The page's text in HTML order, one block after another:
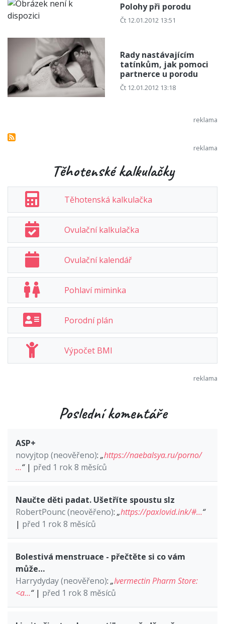
Polohy při porodu
Čt 12.01.2012 13:51
Rady nastávajícím
tatínkům, jak pomoci
partnerce u porodu
Čt 12.01.2012 13:18
Těhotenské kalkulačky
Těhotenská kalkulačka
Ovulační kalkulačka
Ovulační kalendář
Pohlaví miminka
Porodní plán
Výpočet BMI
Poslední komentáře
ASP+
novyjtop (neověřeno): „https://naebalsya.ru/porno/
…“| před 1 rok 8 měsíců
Naučte děti padat. Ušetříte spoustu slz
RobertPounc (neověřeno): „https://paxlovid.ink/#…“
| před 1 rok 8 měsíců
Bolestivá menstruace - přečtěte si co vám
může…
Harrydyday (neověřeno): „Ivermectin Pharm Store:
<a…“| před 1 rok 8 měsíců